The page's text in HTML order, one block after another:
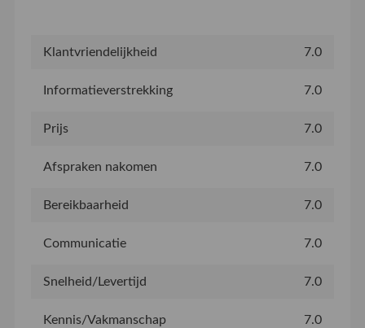
Klantvriendelijkheid 7.0
Informatieverstrekking 7.0
Prijs 7.0
Afspraken nakomen 7.0
Bereikbaarheid 7.0
Communicatie 7.0
Snelheid/Levertijd 7.0
Kennis/Vakmanschap 7.0